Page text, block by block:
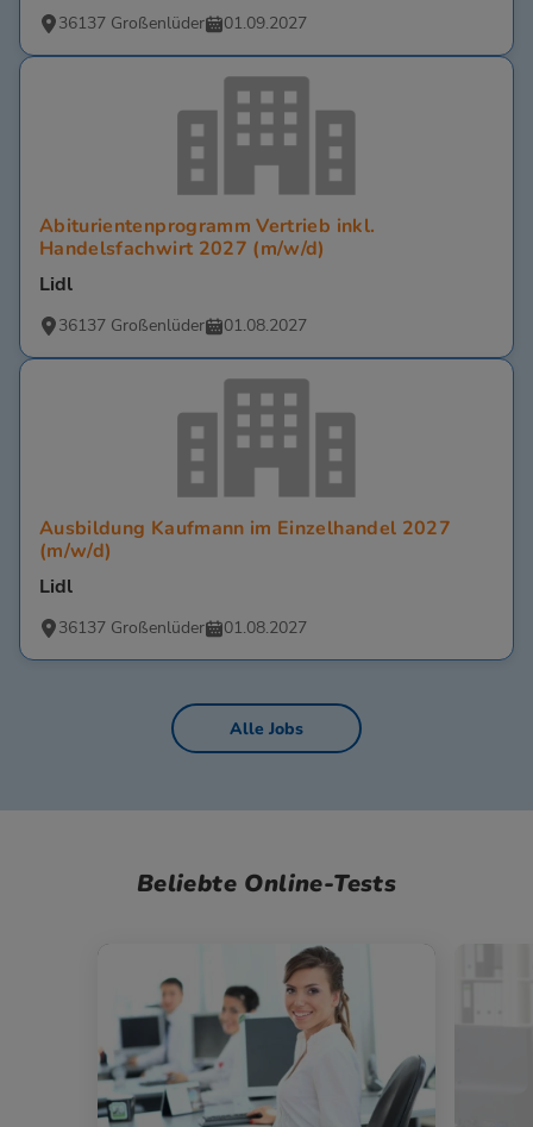
36137 Großenlüder 01.09.2027
Abiturientenprogramm Vertrieb inkl.
Handelsfachwirt 2027 (m/w/d)
Lidl
36137 Großenlüder 01.08.2027
Ausbildung Kaufmann im Einzelhandel 2027
(m/w/d)
Lidl
36137 Großenlüder 01.08.2027
Alle Jobs
Beliebte Online-Tests